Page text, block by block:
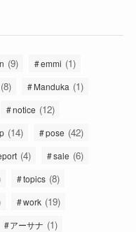
(9) emmi (1)
(8) Manduka (1)
notice (12)
(14) pose (42)
(4) sale (6)
topics (8)
work (19)
アーサナ (1)